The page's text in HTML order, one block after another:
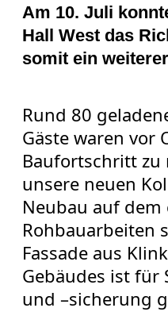
Am 10. Juli
Hall West das
somit ein
Rund 80
Gäste waren vor
Baufortschritt zu
unsere neuen
Neubau auf
Rohbauarbeiten
Fassade aus
Gebäudes ist für
und –sicherung